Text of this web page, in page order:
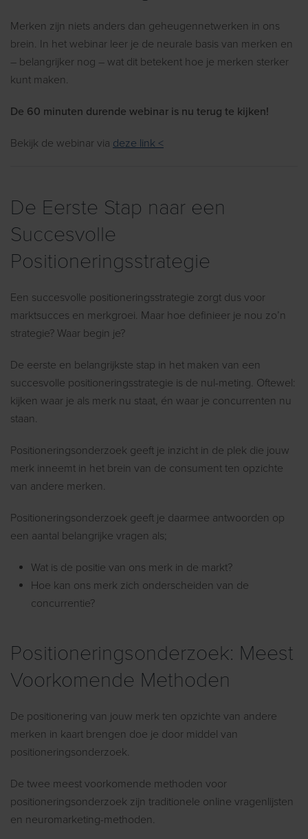
Merken zijn niets anders dan geheugennetwerken in ons
brein. In het webinar leer je de neurale basis van merken en
– belangrijker nog – wat dit betekent hoe je merken sterker
kunt maken.
De 60 minuten durende webinar is nu terug te kijken!
Bekijk de webinar via deze link <
De Eerste Stap naar een
Succesvolle
Positioneringsstrategie
Een succesvolle positioneringsstrategie zorgt dus voor
marktsucces en merkgroei. Maar hoe definieer je nou zo’n
strategie? Waar begin je?
De eerste en belangrijkste stap in het maken van een
succesvolle positioneringsstrategie is de nul-meting. Oftewel:
kijken waar je als merk nu staat, én waar je concurrenten nu
staan.
Positioneringsonderzoek geeft je inzicht in de plek die jouw
merk inneemt in het brein van de consument ten opzichte
van andere merken.
Positioneringsonderzoek geeft je daarmee antwoorden op
een aantal belangrijke vragen als;
Wat is de positie van ons merk in de markt?
Hoe kan ons merk zich onderscheiden van de
concurrentie?
Positioneringsonderzoek: Meest
Voorkomende Methoden
De positionering van jouw merk ten opzichte van andere
merken in kaart brengen doe je door middel van
positioneringsonderzoek.
De twee meest voorkomende methoden voor
positioneringsonderzoek zijn traditionele online vragenlijsten
en neuromarketing-methoden.